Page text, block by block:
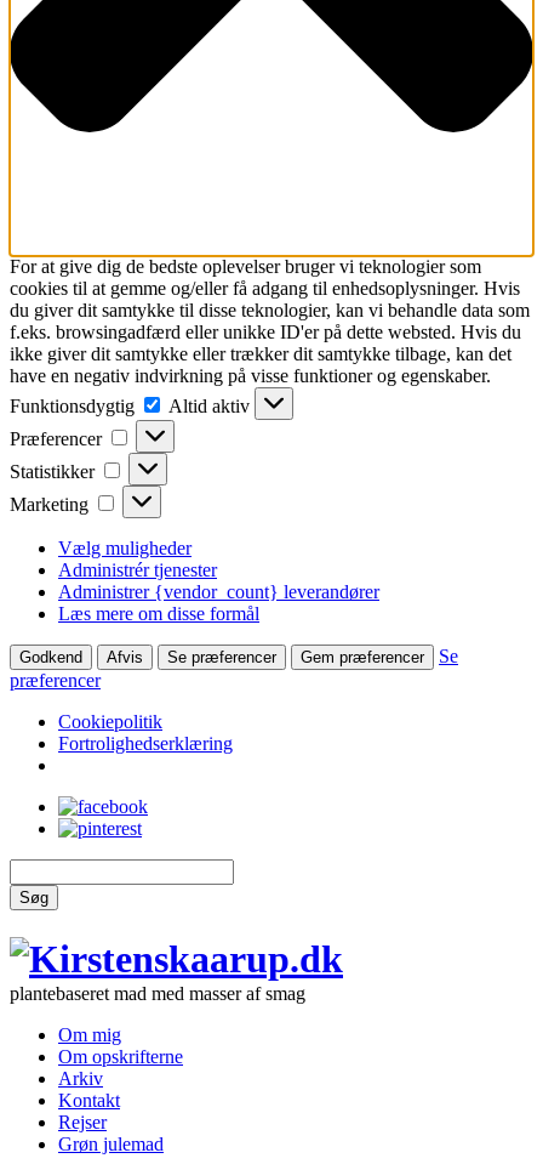
For at give dig de bedste oplevelser bruger vi teknologier som
cookies til at gemme og/eller få adgang til enhedsoplysninger. Hvis
du giver dit samtykke til disse teknologier, kan vi behandle data som
f.eks. browsingadfærd eller unikke ID'er på dette websted. Hvis du
ikke giver dit samtykke eller trækker dit samtykke tilbage, kan det
have en negativ indvirkning på visse funktioner og egenskaber.
Funktionsdygtig
Funktionsdygtig
Altid aktiv
Præferencer
Præferencer
Statistikker Statistikker
Marketing Marketing
Vælg muligheder
Administrér tjenester
Administrer {vendor_count} leverandører
Læs mere om disse formål
Godkend Afvis Se præferencer Gem præferencer
Se
præferencer
Cookiepolitik
Fortrolighedserklæring
Søg
plantebaseret mad med masser af smag
Om mig
Om opskrifterne
Arkiv
Kontakt
Rejser
Grøn julemad